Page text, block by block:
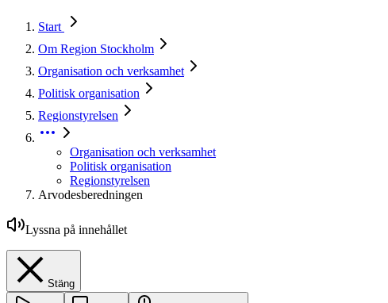
Start
Om Region Stockholm
Organisation och verksamhet
Politisk organisation
Regionstyrelsen
Organisation och verksamhet
Politisk organisation
Regionstyrelsen
Arvodesberedningen
Lyssna på innehållet
Stäng